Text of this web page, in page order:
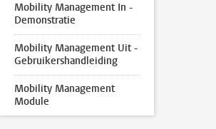
Mobility Management In -
Demonstratie
Mobility Management Uit -
Gebruikershandleiding
Mobility Management
Module